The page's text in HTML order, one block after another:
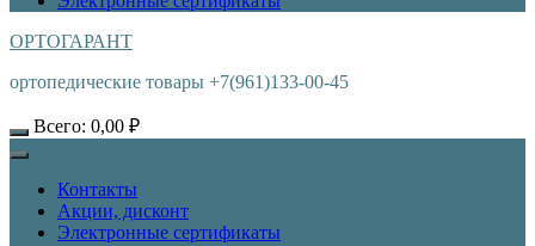
ОРТОГАРАНТ
ортопедические товары +7(961)133-00-45
Всего: 0,00 ₽
Контакты
Акции, дисконт
Электронные сертификаты